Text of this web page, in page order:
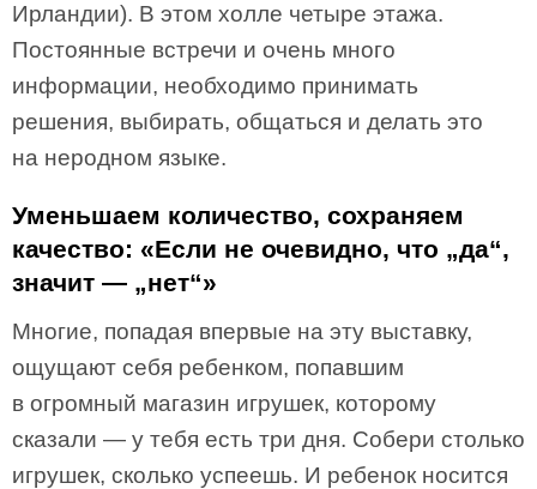
Ирландии). В этом холле четыре этажа.
Постоянные встречи и очень много
информации, необходимо принимать
решения, выбирать, общаться и делать это
на неродном языке.
Уменьшаем количество, сохраняем
качество: «Если не очевидно, что „да“,
значит — „нет“»
Многие, попадая впервые на эту выставку,
ощущают себя ребенком, попавшим
в огромный магазин игрушек, которому
сказали — у тебя есть три дня. Собери столько
игрушек, сколько успеешь. И ребенок носится